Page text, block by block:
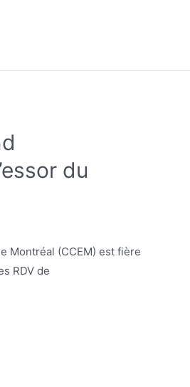
du
Montréal (CCEM) est fière
RDV de